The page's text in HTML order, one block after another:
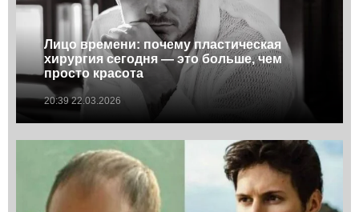
Лицо времени: почему пластическая
хирургия сегодня — это больше, чем
просто красота
20:39 22.03.2026